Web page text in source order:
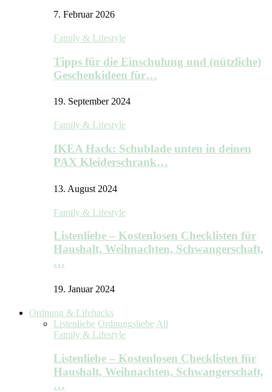
7. Februar 2026
Family & Lifestyle
Tipps für die Einschulung und (nützliche)
Geschenkideen für…
19. September 2024
Family & Lifestyle
IKEA Hack: Schublade unten in deinen
PAX Kleiderschrank…
13. August 2024
Family & Lifestyle
Listenliebe – Kostenlosen Checklisten für
Haushalt, Weihnachten, Schwangerschaft,
…
19. Januar 2024
Ordnung & Lifehacks
Listenliebe Ordnungsliebe All
Family & Lifestyle
Listenliebe – Kostenlosen Checklisten für
Haushalt, Weihnachten, Schwangerschaft,
…